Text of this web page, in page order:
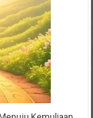
Kemuliaan